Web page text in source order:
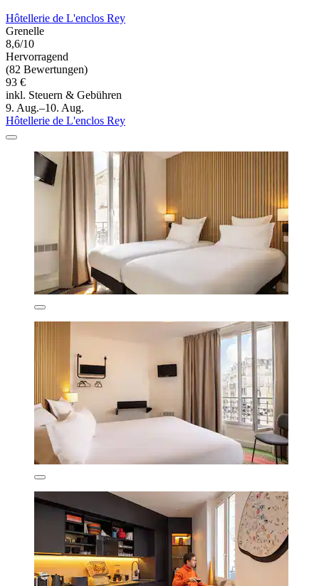
Hôtellerie de L'enclos Rey
Grenelle
8,6/10
Hervorragend
(82 Bewertungen)
93 €
inkl. Steuern & Gebühren
9. Aug.–10. Aug.
Hôtellerie de L'enclos Rey